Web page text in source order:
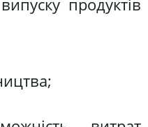
продуктів